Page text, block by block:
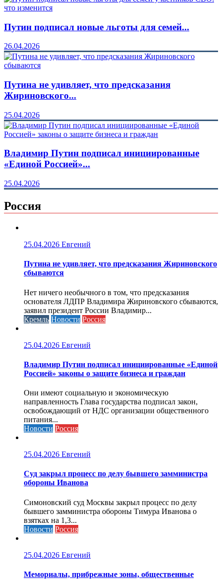
Путин подписал новые льготы для семей...
26.04.2026
Путина не удивляет, что предсказания
Жириновского...
25.04.2026
Владимир Путин подписал инициированные
«Единой Россией»...
25.04.2026
Россия
25.04.2026 Евгений
Путина не удивляет, что предсказания Жириновского
сбываются
Нет ничего необычного в том, что предсказания
основателя ЛДПР Владимира Жириновского сбываются,
заявил президент России Владимир...
Кремль Новости Россия
25.04.2026 Евгений
Владимир Путин подписал инициированные «Единой
Россией» законы о защите бизнеса и граждан
Они имеют социальную и экономическую
направленность Глава государства подписал закон,
освобождающий от НДС организации общественного
питания...
Новости Россия
25.04.2026 Евгений
Cуд закрыл процесс по делу бывшего замминистра
обороны Иванова
Симоновский суд Москвы закрыл процесс по делу
бывшего замминистра обороны Тимура Иванова о
взятках на 1,3...
Новости Россия
25.04.2026 Евгений
Мемориалы, прибрежные зоны, общественные